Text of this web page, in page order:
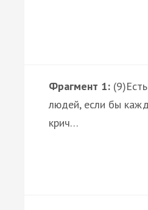
Фрагмент 1:
людей, если бы
крич…